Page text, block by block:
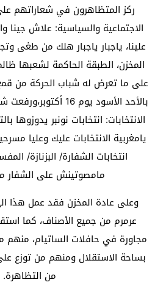
ركز المتظاهرون في شعاراتهم
الاجتماعية والسياسية: علاش جينا
علينا، ياجبار ياجبار هلك من طغى
المخزن، الطبقة الحاكمة لشعبها
على ما تعرض له شباب الحركة من
بالأحد الأسود يوم 16
الانتخابات: انتخابات نونبر يدوزوها
يامغربية الانتخابات عليك وعليا
انتخابات الشفارة/ البزنازة/
مامصوتينش على الشفار
وعلى عادة المخزن فقد عمل هذا
عرمرم من جميع الأصناف، كما
مجاورة في حافلات الساتيام، منهم
بساحة الاستقلال ومنهم من توزع
من التظاهرة.